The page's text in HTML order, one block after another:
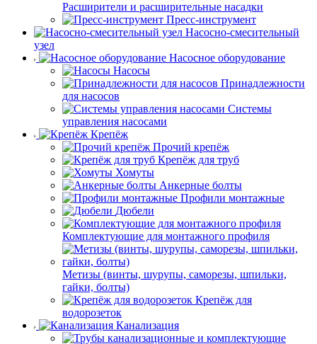
Расширители и расширительные насадки
Пресс-инструмент
Насосно-смесительный
узел
Насосное оборудование
Насосы
Принадлежности
для насосов
Системы
управления насосами
Крепёж
Прочий крепёж
Крепёж для труб
Хомуты
Анкерные болты
Профили монтажные
Дюбели
Комплектующие для монтажного профиля
Метизы (винты, шурупы, саморезы, шпильки,
гайки, болты)
Крепёж для
водорозеток
Канализация